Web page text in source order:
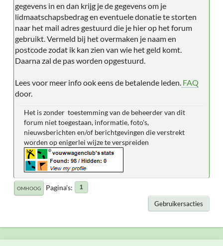
gegevens in en dan krijg je de gegevens om je
lidmaatschapsbedrag en eventuele donatie te storten
naar het mail adres gestuurd die je hier op het forum
gebruikt. Vermeld bij het overmaken je naam en
postcode zodat ik kan zien van wie het geld komt.
Daarna zal de pas worden opgestuurd.
Lees voor meer info ook eens de betalende leden. FAQ
door.
Het is zonder toestemming van de beheerder van dit
forum niet toegestaan, informatie, foto's,
nieuwsberichten en/of berichtgevingen die verstrekt
worden op enigerlei wijze te verspreiden
OMHOOG Pagina's 1
Gebruikersacties